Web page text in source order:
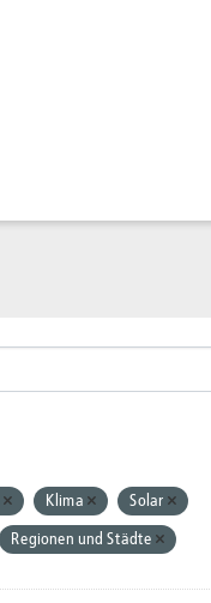
Klima Solar
Regionen und Städte